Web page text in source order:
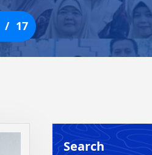
/ 17
Search